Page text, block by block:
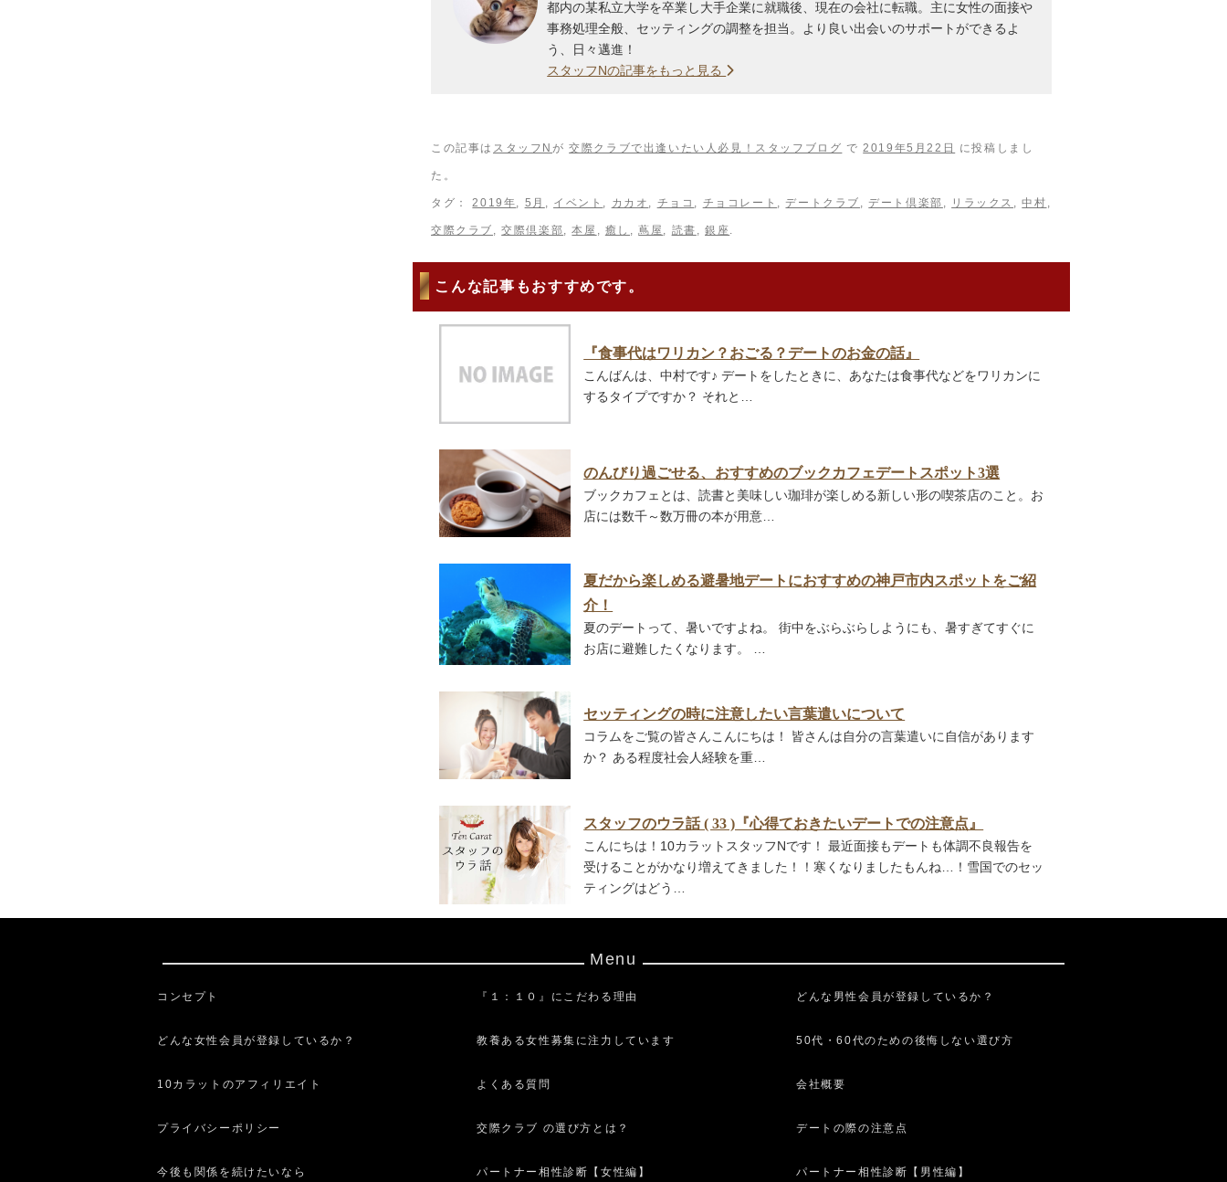
都内の某私立大学を卒業し大手企業に就職後、現在の会社に転職。主に女性の面接や
事務処理全般、セッティングの調整を担当。より良い出会いのサポートができるよ
う、日々邁進！
スタッフNの記事をもっと見る
この記事は スタッフN が交際クラブで出逢いたい人必見！スタッフブログ で2019年5月22日 に投稿しまし
た。
タグ：2019年, 5月 , イベント , カカオ , チョコ , チョコレート ,デートクラブ ,デート倶楽部 , リラックス ,中村 ,
交際クラブ ,交際倶楽部,本屋 , 癒し ,蔦屋 , 読書 ,銀座 .
こんな記事もおすすめです。
『食事代はワリカン？おごる？デートのお金の話』
こんばんは、中村です♪ デートをしたときに、あなたは食事代などをワリカンに
するタイプですか？ それと…
のんびり過ごせる、おすすめのブックカフェデートスポット3選
ブックカフェとは、読書と美味しい珈琲が楽しめる新しい形の喫茶店のこと。お
店には数千～数万冊の本が用意…
夏だから楽しめる避暑地デートにおすすめの神戸市内スポットをご紹
介！
夏のデートって、暑いですよね。 街中をぶらぶらしようにも、暑すぎてすぐに
お店に避難したくなります。 …
セッティングの時に注意したい言葉遣いについて
コラムをご覧の皆さんこんにちは！ 皆さんは自分の言葉遣いに自信があります
か？ ある程度社会人経験を重…
スタッフのウラ話 ( 33 )『心得ておきたいデートでの注意点』
こんにちは！10カラットスタッフNです！ 最近面接もデートも体調不良報告を
受けることがかなり増えてきました！！寒くなりましたもんね…！雪国でのセッ
ティングはどう…
Menu
コンセプト 『１：１０』にこだわる理由 どんな男性会員が登録しているか？
どんな女性会員が登録しているか？ 教養ある女性募集に注力しています 50代・60代のための後悔しない選び方
10カラットのアフィリエイト よくある質問 会社概要
プライバシーポリシー 交際クラブ の選び方とは？ デートの際の注意点
今後も関係を続けたいなら パートナー相性診断【女性編】 パートナー相性診断【男性編】